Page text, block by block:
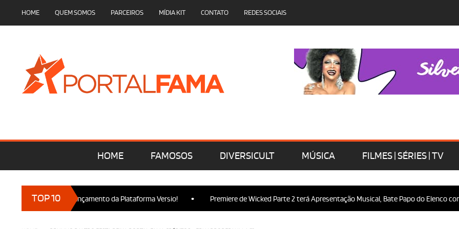
HOME QUEM SOMOS PARCEIROS MÍDIA KIT CONTATO REDES SOCIAIS
HOME FAMOSOS DIVERSICULT MÚSICA FILMES | SÉRIES | TV
TOP 10
presença no Lançamento da Plataforma Versio! • Premiere de Wicked Parte 2 terá Apresentação Musical, Bate Papo do Elenco com o